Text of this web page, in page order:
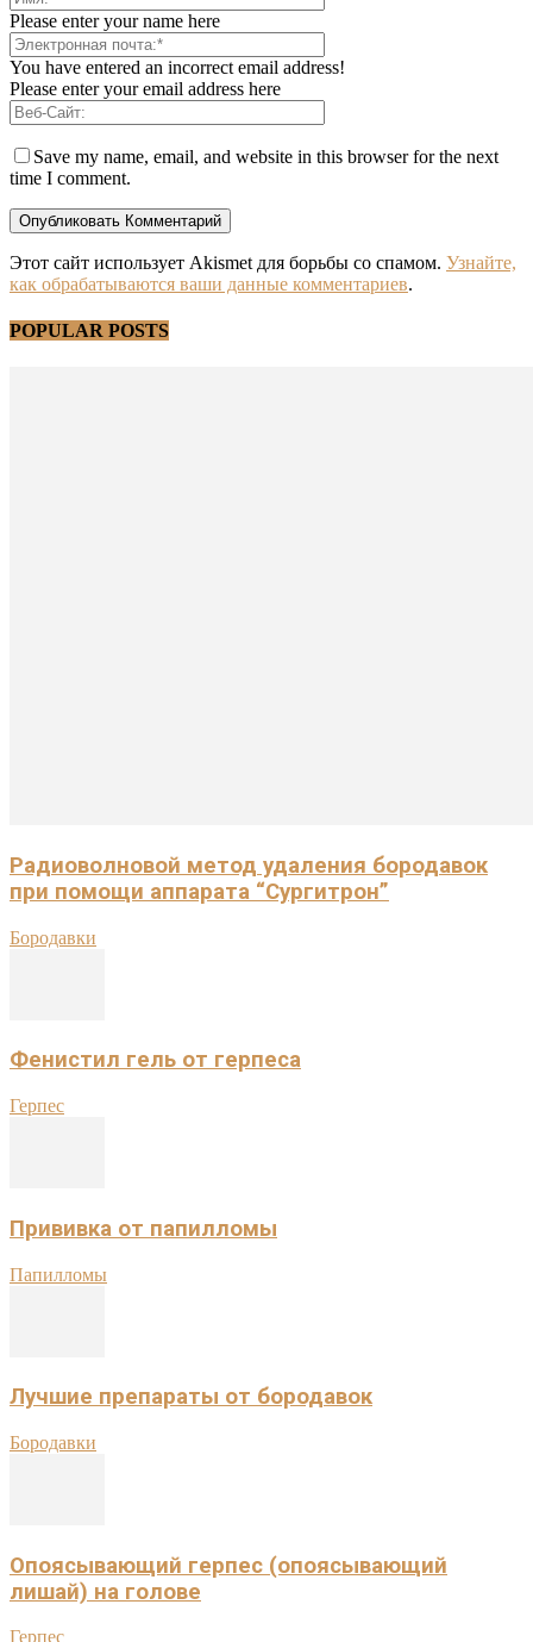
Please enter your name here
You have entered an incorrect email address!
Please enter your email address here
Save my name, email, and website in this browser for the next
time I comment.
Этот сайт использует Akismet для борьбы со спамом. Узнайте,
как обрабатываются ваши данные комментариев.
POPULAR POSTS
Радиоволновой метод удаления бородавок
при помощи аппарата “Сургитрон”
Бородавки
Фенистил гель от герпеса
Герпес
Прививка от папилломы
Папилломы
Лучшие препараты от бородавок
Бородавки
Опоясывающий герпес (опоясывающий
лишай) на голове
Герпес